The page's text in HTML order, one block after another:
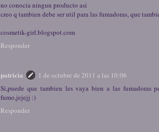
no conocia ningun producto asi
creo q tambien debe ser util para las fumadoras, que
cosmetik-girl.blogspot.com
Responder
patricia
1 de octubre de 2011 a las 10:06
Si,puede que tambien les vaya bien a las fumadoras
fumo,jejejj :)
Responder